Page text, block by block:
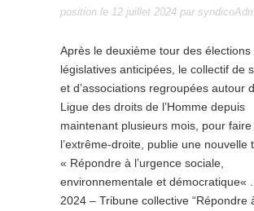
position le 12 juillet 2024 par
Après le deuxième tour des élections
législatives anticipées, le collectif de
et d’associations regroupées autour
Ligue des droits de l’Homme depuis
maintenant plusieurs mois, pour faire
l’extrême-droite, publie une nouvelle
« Répondre à l’urgence sociale,
environnementale et démocratique«
2024 – Tribune collective “Répondre